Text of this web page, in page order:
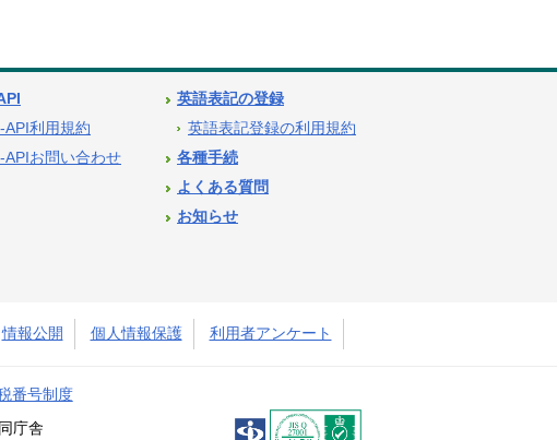
API利用規約
APIお問い合わせ
英語表記の登録
英語表記登録の利用規約
各種手続
よくある質問
お知らせ
情報公開 個人情報保護 利用者アンケート
番号制度
庁舎